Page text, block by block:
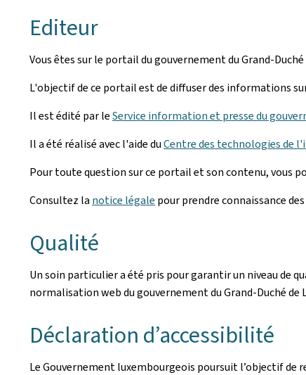
Editeur
Vous êtes sur le portail du gouvernement du Grand-
L'objectif de ce portail est de diffuser des informations
Il est édité par leService information et presse du
Il a été réalisé avec l'aide duCentre des technologies de
Pour toute question sur ce portail et son contenu, vous
Consultez la notice légale pour prendre connaissance
Qualité
Un soin particulier a été pris pour garantir un niveau de
normalisation web du gouvernement du Grand-Duché de
Déclaration d’accessibilité
Le Gouvernement luxembourgeois poursuit l’objectif de